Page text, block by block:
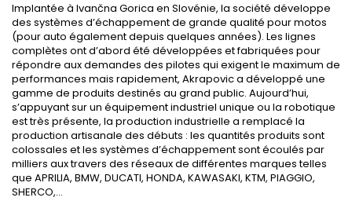
Implantée à Ivančna Gorica en Slovénie, la société développe
des systèmes d’échappement de grande qualité pour motos
(pour auto également depuis quelques années). Les lignes
complètes ont d’abord été développées et fabriquées pour
répondre aux demandes des pilotes qui exigent le maximum de
performances mais rapidement, Akrapovic a développé une
gamme de produits destinés au grand public. Aujourd’hui,
s’appuyant sur un équipement industriel unique ou la robotique
est très présente, la production industrielle a remplacé la
production artisanale des débuts : les quantités produits sont
colossales et les systèmes d’échappement sont écoulés par
milliers aux travers des réseaux de différentes marques telles
que APRILIA, BMW, DUCATI, HONDA, KAWASAKI, KTM, PIAGGIO,
SHERCO,…